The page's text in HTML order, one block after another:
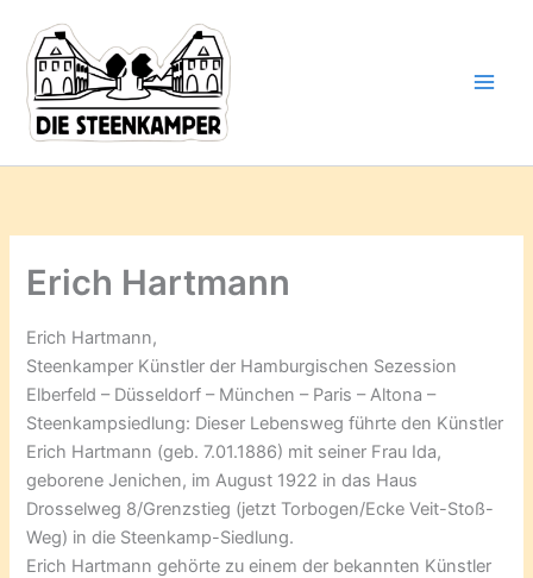
Inhalt
springen
Erich Hartmann
Erich Hartmann,
Steenkamper Künstler der Hamburgischen Sezession
Elberfeld – Düsseldorf – München – Paris – Altona –
Steenkampsiedlung: Dieser Lebensweg führte den Künstler
Erich Hartmann (geb. 7.01.1886) mit seiner Frau Ida,
geborene Jenichen, im August 1922 in das Haus
Drosselweg 8/Grenzstieg (jetzt Torbogen/Ecke Veit-Stoß-
Weg) in die Steenkamp-Siedlung.
Erich Hartmann gehörte zu einem der bekannten Künstler
deine
Mail-
Adresse
ein ...